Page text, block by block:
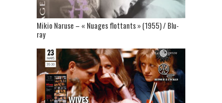
Mikio Naruse – « Nuages flottants » (1955) / Blu-
ray